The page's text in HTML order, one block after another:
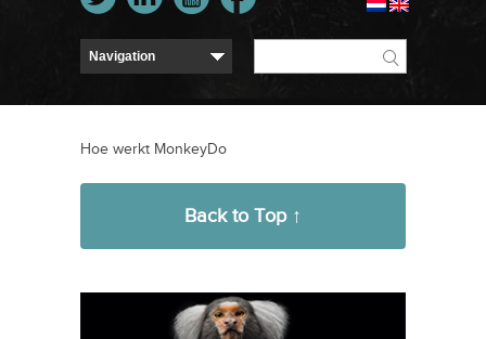
Hoe werkt MonkeyDo
Back to Top ↑